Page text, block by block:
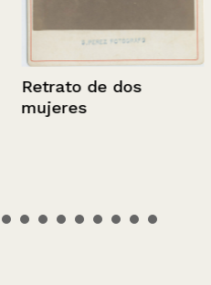
Retrato de dos
mujeres